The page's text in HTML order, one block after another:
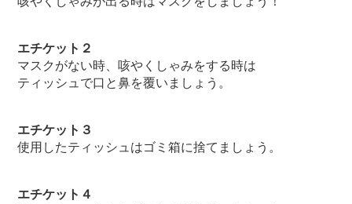
エチケット２
マスクがない時、咳やくしゃみをする時は
ティッシュで口と鼻を覆いましょう。
エチケット３
使用したティッシュはゴミ箱に捨てましょう。
エチケット４